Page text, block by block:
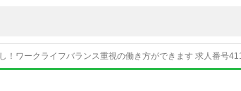
！ワークライフバランス重視の働き方ができます 求人番号